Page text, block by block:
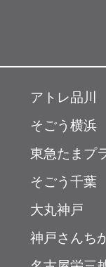
アトレ品川
そごう横浜
東急たまプ
そごう千葉
大丸神戸
神戸さんち